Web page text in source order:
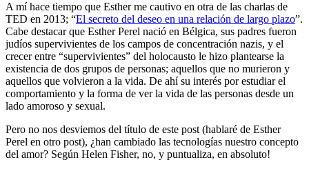
A mí hace tiempo que Esther me cautivo en otra de las charlas de
TED en 2013; “El secreto del deseo en una relación de largo plazo”.
Cabe destacar que Esther Perel nació en Bélgica, sus padres fueron
judíos supervivientes de los campos de concentración nazis, y el
crecer entre “supervivientes” del holocausto le hizo plantearse la
existencia de dos grupos de personas; aquellos que no murieron y
aquellos que volvieron a la vida. De ahí su interés por estudiar el
comportamiento y la forma de ver la vida de las personas desde un
lado amoroso y sexual.
Pero no nos desviemos del título de este post (hablaré de Esther
Perel en otro post), ¿han cambiado las tecnologías nuestro concepto
del amor? Según Helen Fisher, no, y puntualiza, en absoluto!